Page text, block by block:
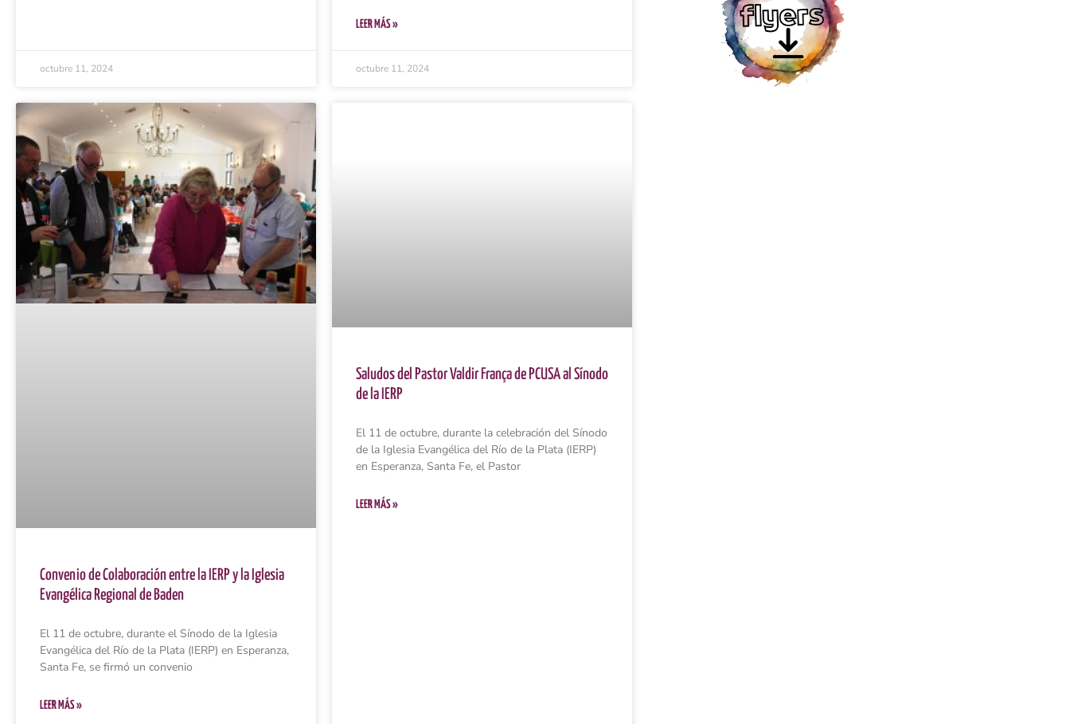
octubre 11, 2024
LEER MÁS »
octubre 11, 2024
Convenio de Colaboración entre la IERP y la Iglesia
Evangélica Regional de Baden
El 11 de octubre, durante el Sínodo de la Iglesia
Evangélica del Río de la Plata (IERP) en Esperanza,
Santa Fe, se firmó un convenio
LEER MÁS »
Saludos del Pastor Valdir França de PCUSA al Sínodo
de la IERP
El 11 de octubre, durante la celebración del Sínodo
de la Iglesia Evangélica del Río de la Plata (IERP)
en Esperanza, Santa Fe, el Pastor
LEER MÁS »
Ingresar